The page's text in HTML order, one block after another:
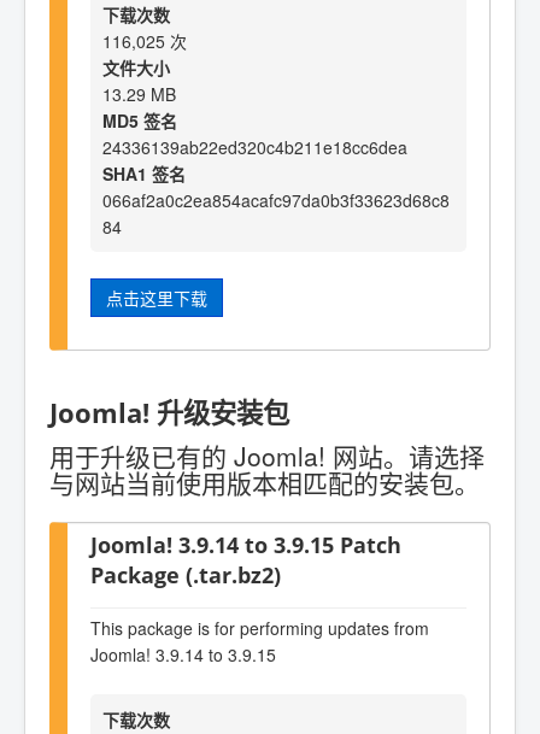
下载次数
116,025 次
文件大小
13.29 MB
MD5 签名
24336139ab22ed320c4b211e18cc6dea
SHA1 签名
066af2a0c2ea854acafc97da0b3f33623d68c8
84
点击这里下载
Joomla! 升级安装包
用于升级已有的 Joomla! 网站。请选择
与网站当前使用版本相匹配的安装包。
Joomla! 3.9.14 to 3.9.15 Patch
Package (.tar.bz2)
This package is for performing updates from
Joomla! 3.9.14 to 3.9.15
下载次数